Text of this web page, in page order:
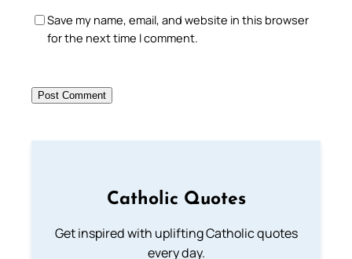
Save my name, email, and website in this browser
for the next time I comment.
Catholic Quotes
Get inspired with uplifting Catholic quotes
every day.